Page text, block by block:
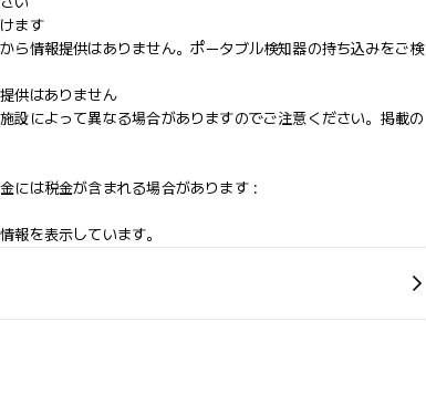
ます
ら情報提供はありません。ポータブル検知器の持ち込みをご検
供はありません
設によって異なる場合がありますのでご注意ください。掲載の
には税金が含まれる場合があります :
報を表示しています。